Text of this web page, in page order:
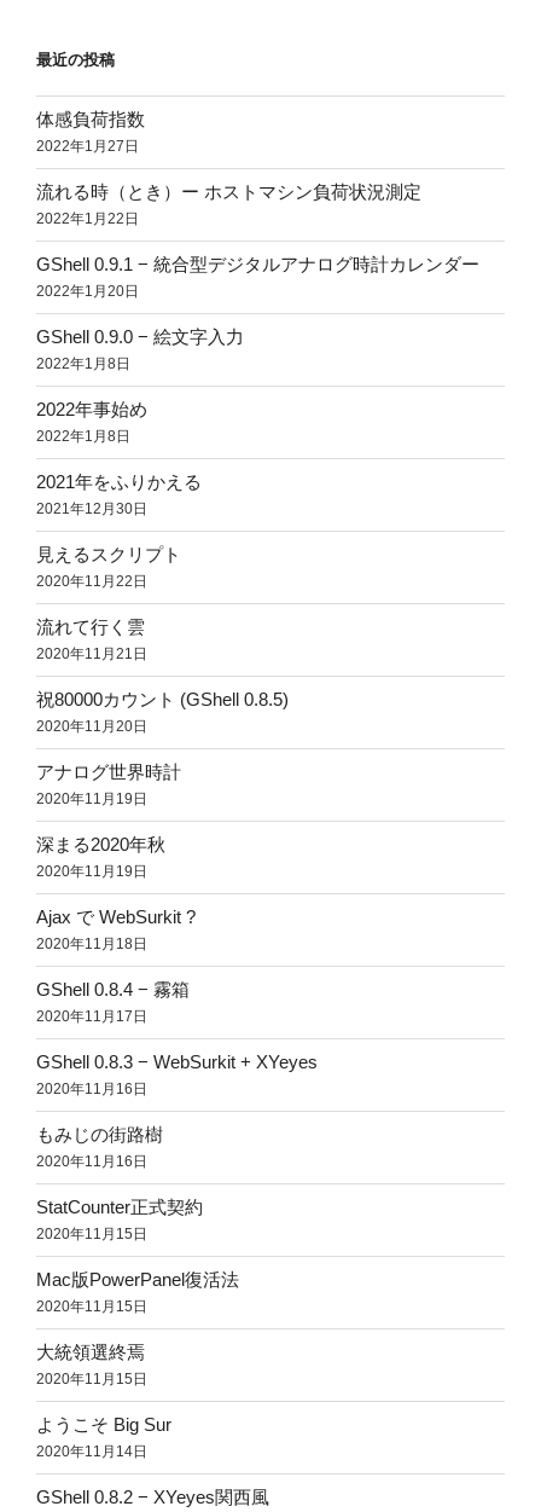
最近の投稿
体感負荷指数
2022年1月27日
流れる時（とき）ー ホストマシン負荷状況測定
2022年1月22日
GShell 0.9.1 − 統合型デジタルアナログ時計カレンダー
2022年1月20日
GShell 0.9.0 − 絵文字入力
2022年1月8日
2022年事始め
2022年1月8日
2021年をふりかえる
2021年12月30日
見えるスクリプト
2020年11月22日
流れて行く雲
2020年11月21日
祝80000カウント (GShell 0.8.5)
2020年11月20日
アナログ世界時計
2020年11月19日
深まる2020年秋
2020年11月19日
Ajax で WebSurkit ?
2020年11月18日
GShell 0.8.4 − 霧箱
2020年11月17日
GShell 0.8.3 − WebSurkit + XYeyes
2020年11月16日
もみじの街路樹
2020年11月16日
StatCounter正式契約
2020年11月15日
Mac版PowerPanel復活法
2020年11月15日
大統領選終焉
2020年11月15日
ようこそ Big Sur
2020年11月14日
GShell 0.8.2 − XYeyes関西風